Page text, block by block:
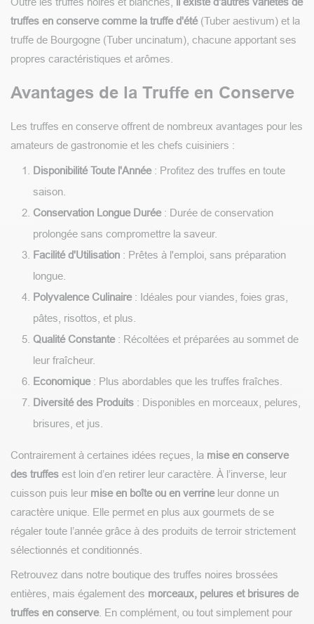
truffes en conserve comme la truffe d'été(Tuber aestivum) et la
truffe de Bourgogne (Tuber uncinatum), chacune apportant ses
propres caractéristiques et arômes.
Avantages de la Truffe en Conserve
Les truffes en conserve offrent de nombreux avantages pour les
amateurs de gastronomie et les chefs cuisiniers :
Disponibilité Toute l'Année: Profitez des truffes en toute
saison.
Conservation Longue Durée: Durée de conservation
prolongée sans compromettre la saveur.
Facilité d'Utilisation : Prêtes à l'emploi, sans préparation
longue.
Polyvalence Culinaire: Idéales pour viandes, foies gras,
pâtes, risottos, et plus.
Qualité Constante: Récoltées et préparées au sommet de
leur fraîcheur.
Economique: Plus abordables que les truffes fraîches.
Diversité des Produits : Disponibles en morceaux, pelures,
brisures, et jus.
Contrairement à certaines idées reçues, la mise en conserve
des truffes est loin d’en retirer leur caractère. À l’inverse, leur
cuisson puis leur mise en boîte ou en verrineleur donne un
caractère unique. Elle permet en plus aux gourmets de se
régaler toute l’année grâce à des produits de terroir strictement
sélectionnés et conditionnés.
Retrouvez dans notre boutique des truffes noires brossées
entières, mais également des morceaux, pelures et brisures de
truffes en conserve. En complément, ou tout simplement pour